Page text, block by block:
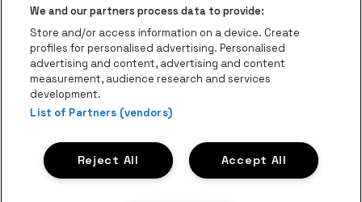
Schijnpoortweg 119, 2170 Antwerpen
Be-At Venues
Schijnpoortweg 119, 2170 Antwerpen
BTW (BE) 0461.051.688 - RPR Antwerpen
BNP Paribas Fortis - IBAN: BE93 2200 4925 0067 - BIC:
GEBABEBB
ProclaimerCookiesManage my cookiesPrivacy
We and our partners process data to provide:
Store and/or access information on a device. Create
profiles for personalised advertising. Personalised
advertising and content, advertising and content
measurement, audience research and services
development.
List of Partners (vendors)
Accept All
Reject All